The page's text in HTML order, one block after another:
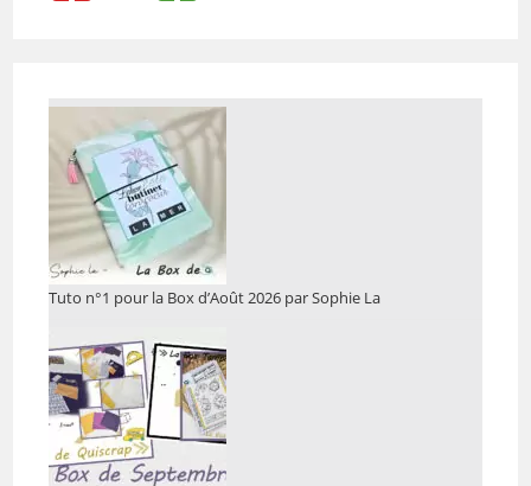
Tuto n°1 pour la Box d’Août 2026 par Sophie La